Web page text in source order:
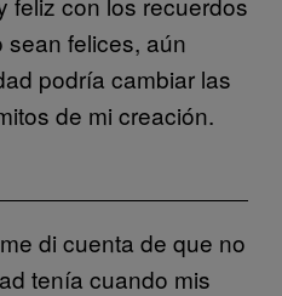
felices, aún
podría cambiar las
de mi creación.
di cuenta de que no
tenía cuando mis